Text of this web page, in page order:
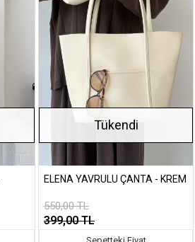
Tükendi
ELENA YAVRULU ÇANTA - KREM
550,00 TL
399,00 TL